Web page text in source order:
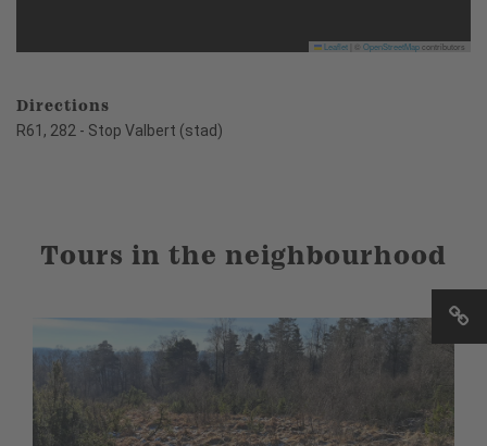
Leaflet OpenStreetMapcontributors
Directions
R61, 282 - Stop Valbert (stad)
Tours in the neighbourhood